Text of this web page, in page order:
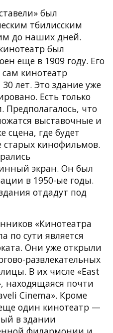
был
тбилисским
до наших дней.
был
еще в 1909 году. Его
кинотеатр
лет. Это здание уже
Есть только
Предполагалось, что
выставочные и
сцена, где будет
старых кинофильмов.
экран. Он был
в 1950-ые годы.
отдадут под
«Кинотеатра
по сути является
Они уже открыли
развлекательных
В их числе «East
находящаяся почти
Cinema». Кроме
один кинотеатр —
в здании